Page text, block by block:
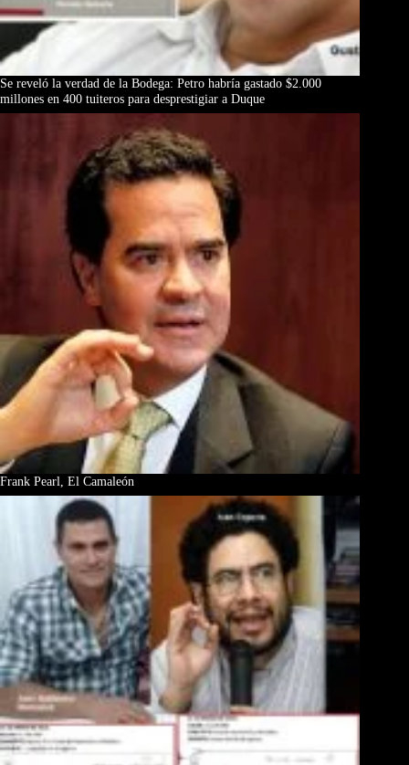
Se reveló la verdad de la Bodega: Petro habría gastado $2.000
millones en 400 tuiteros para desprestigiar a Duque
Frank Pearl, El Camaleón